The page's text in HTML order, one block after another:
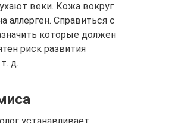
веки. Кожа вокруг
аллерген. Справиться с
которые должен
риск развития
д.